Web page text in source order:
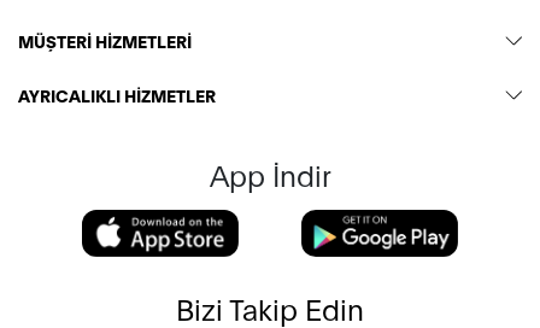
MÜŞTERİ HİZMETLERİ
AYRICALIKLI HİZMETLER
App İndir
Bizi Takip Edin